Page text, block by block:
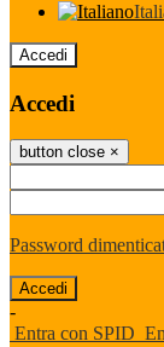
Accedi
Accedi
button close ×
Password
-
Entra con SPID